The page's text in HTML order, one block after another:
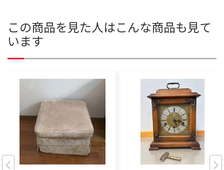
この商品を見た人はこんな商品も見て
います